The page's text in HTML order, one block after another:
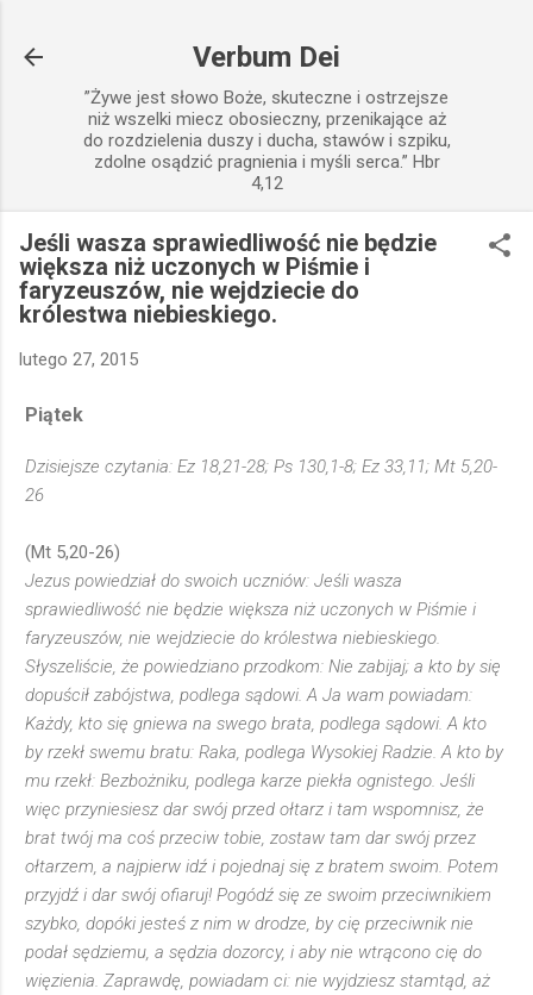
Verbum Dei
”Żywe jest słowo Boże, skuteczne i ostrzejsze
niż wszelki miecz obosieczny, przenikające aż
do rozdzielenia duszy i ducha, stawów i szpiku,
zdolne osądzić pragnienia i myśli serca.” Hbr
4,12
Jeśli wasza sprawiedliwość nie będzie
większa niż uczonych w Piśmie i
faryzeuszów, nie wejdziecie do
królestwa niebieskiego.
lutego 27, 2015
Piątek
Dzisiejsze czytania: Ez 18,21-28; Ps 130,1-8; Ez 33,11; Mt 5,20-
26
(Mt 5,20-26)
Jezus powiedział do swoich uczniów: Jeśli wasza
sprawiedliwość nie będzie większa niż uczonych w Piśmie i
faryzeuszów, nie wejdziecie do królestwa niebieskiego.
Słyszeliście, że powiedziano przodkom: Nie zabijaj; a kto by się
dopuścił zabójstwa, podlega sądowi. A Ja wam powiadam:
Każdy, kto się gniewa na swego brata, podlega sądowi. A kto
by rzekł swemu bratu: Raka, podlega Wysokiej Radzie. A kto by
mu rzekł: Bezbożniku, podlega karze piekła ognistego. Jeśli
więc przyniesiesz dar swój przed ołtarz i tam wspomnisz, że
brat twój ma coś przeciw tobie, zostaw tam dar swój przez
ołtarzem, a najpierw idź i pojednaj się z bratem swoim. Potem
przyjdź i dar swój ofiaruj! Pogódź się ze swoim przeciwnikiem
szybko, dopóki jesteś z nim w drodze, by cię przeciwnik nie
podał sędziemu, a sędzia dozorcy, i aby nie wtrącono cię do
więzienia. Zaprawdę, powiadam ci: nie wyjdziesz stamtąd, aż